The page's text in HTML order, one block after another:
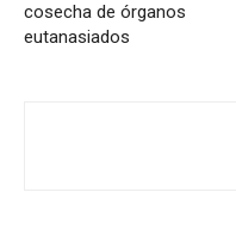
cosecha de órganos
eutanasiados